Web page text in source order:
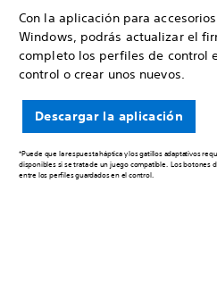
Con la aplicación para
Windows, podrás actualizar el
completo los perfiles de control
control o crear unos nuevos.
Descargar la aplicación
*Puede que la respuesta háptica y los gatillos adaptativos
disponibles si se trata de un juego compatible. Los botones
entre los perfiles guardados en el control.